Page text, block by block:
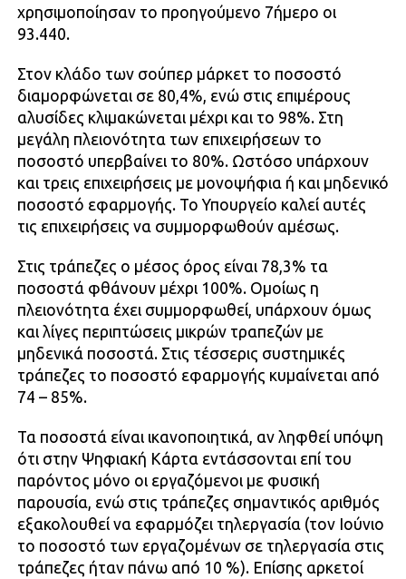
χρησιμοποίησαν το προηγούμενο 7ήμερο οι
93.440.
Στον κλάδο των σούπερ μάρκετ το ποσοστό
διαμορφώνεται σε 80,4%, ενώ στις επιμέρους
αλυσίδες κλιμακώνεται μέχρι και το 98%. Στη
μεγάλη πλειονότητα των επιχειρήσεων το
ποσοστό υπερβαίνει το 80%. Ωστόσο υπάρχουν
και τρεις επιχειρήσεις με μονοψήφια ή και μηδενικό
ποσοστό εφαρμογής. Το Υπουργείο καλεί αυτές
τις επιχειρήσεις να συμμορφωθούν αμέσως.
Στις τράπεζες ο μέσος όρος είναι 78,3% τα
ποσοστά φθάνουν μέχρι 100%. Ομοίως η
πλειονότητα έχει συμμορφωθεί, υπάρχουν όμως
και λίγες περιπτώσεις μικρών τραπεζών με
μηδενικά ποσοστά. Στις τέσσερις συστημικές
τράπεζες το ποσοστό εφαρμογής κυμαίνεται από
74 – 85%.
Τα ποσοστά είναι ικανοποιητικά, αν ληφθεί υπόψη
ότι στην Ψηφιακή Κάρτα εντάσσονται επί του
παρόντος μόνο οι εργαζόμενοι με φυσική
παρουσία, ενώ στις τράπεζες σημαντικός αριθμός
εξακολουθεί να εφαρμόζει τηλεργασία (τον Ιούνιο
το ποσοστό των εργαζομένων σε τηλεργασία στις
τράπεζες ήταν πάνω από 10 %). Επίσης αρκετοί